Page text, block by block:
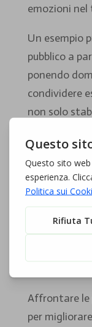
emozioni nel
Un esempio
pubblico a
ponendo
condividere
non solo
aumentando
ogni
relazione,
solo un
toccare le
Affrontare le
per